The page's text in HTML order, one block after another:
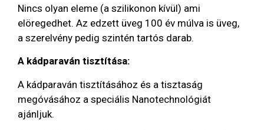
Nincs olyan eleme (a szilikonon kívül) ami
elöregedhet. Az edzett üveg 100 év múlva is üveg,
a szerelvény pedig szintén tartós darab.
A kádparaván tisztítása:
A kádparaván tisztításához és a tisztaság
megóvásához a speciális Nanotechnológiát
ajánljuk.